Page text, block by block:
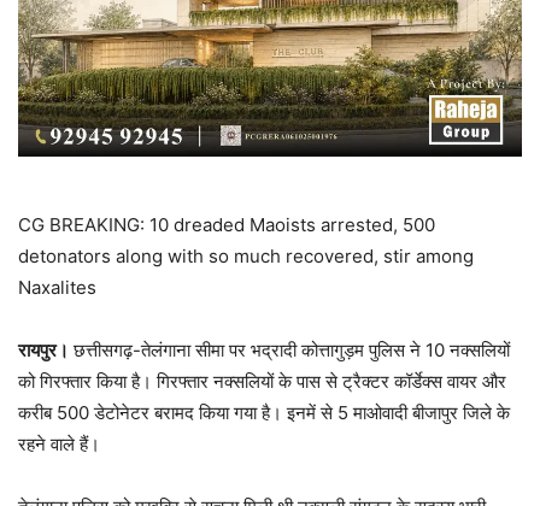
CG BREAKING: 10 dreaded Maoists arrested, 500
detonators along with so much recovered, stir among
Naxalites
रायपुर। छत्तीसगढ़-तेलंगाना सीमा पर भद्रादी कोत्तागुड़म पुलिस ने 10 नक्सलियों
को गिरफ्तार किया है। गिरफ्तार नक्सलियों के पास से ट्रैक्टर कॉर्डेक्स वायर और
करीब 500 डेटोनेटर बरामद किया गया है। इनमें से 5 मा‌ओवादी बीजापुर जिले के
रहने वाले हैं।